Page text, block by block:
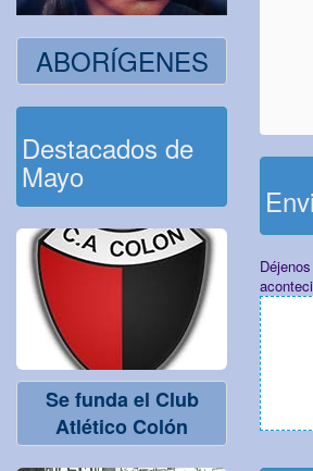
ABORÍGENES
Destacados de
Mayo
Se funda el Club
Atlético Colón